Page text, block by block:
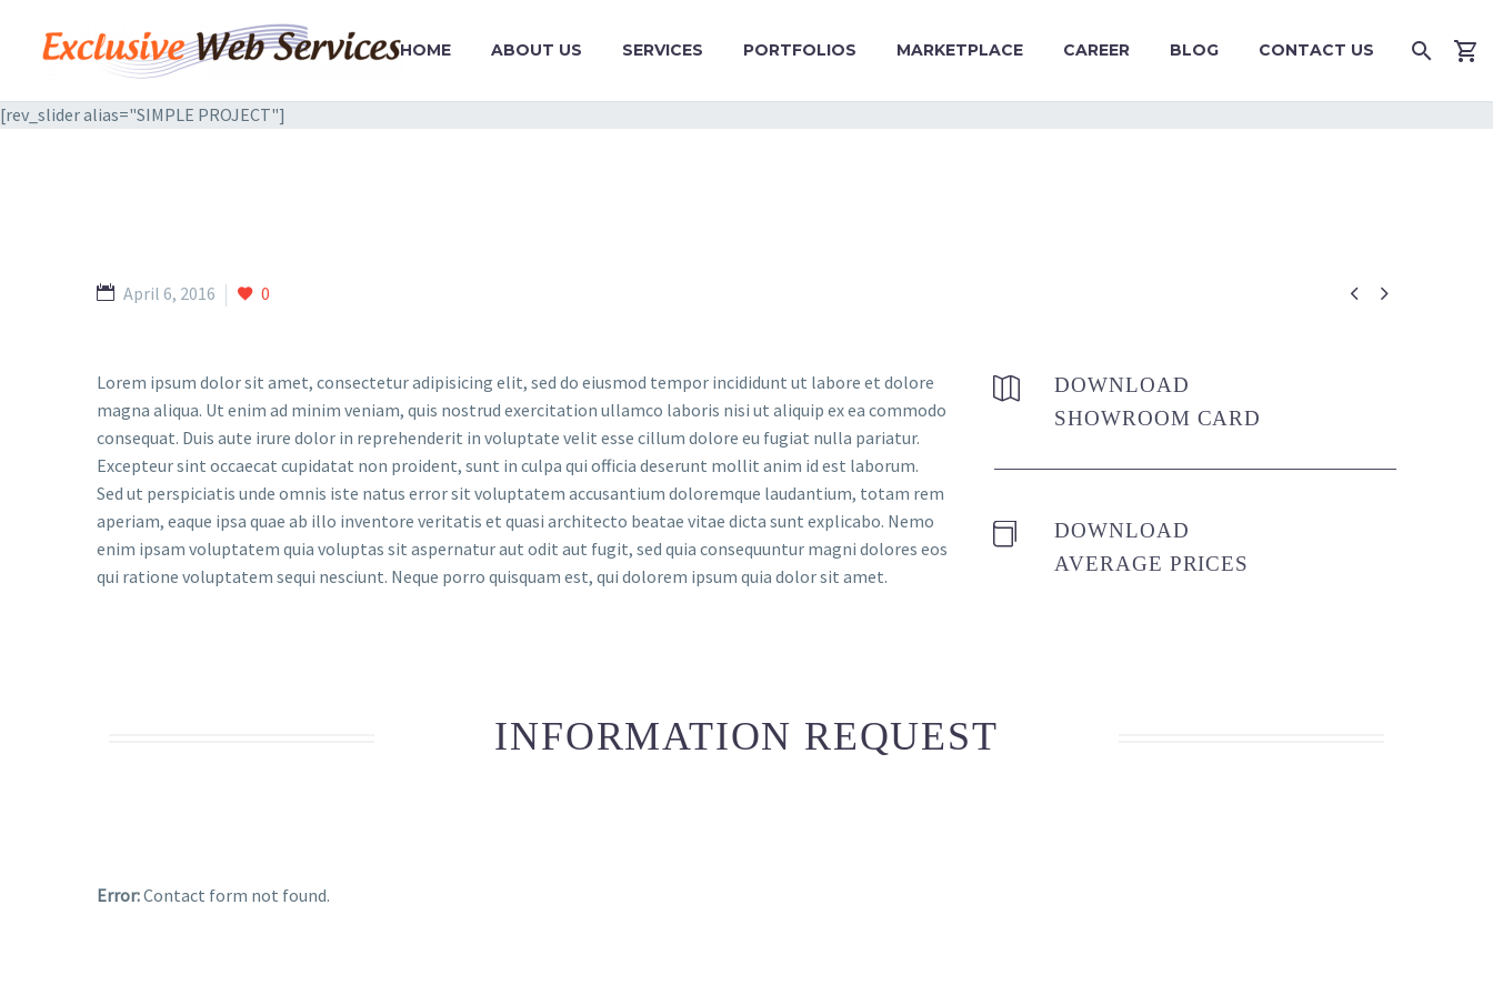
HOME ABOUT US SERVICES PORTFOLIOS MARKETPLACE CAREER BLOG CONTACT US
[rev_slider alias="SIMPLE PROJECT"]
 
April 6, 2016 0
Lorem ipsum dolor sit amet, consectetur adipisicing elit, sed do eiusmod tempor incididunt ut labore et dolore
magna aliqua. Ut enim ad minim veniam, quis nostrud exercitation ullamco laboris nisi ut aliquip ex ea commodo
consequat. Duis aute irure dolor in reprehenderit in voluptate velit esse cillum dolore eu fugiat nulla pariatur.
Excepteur sint occaecat cupidatat non proident, sunt in culpa qui officia deserunt mollit anim id est laborum.
Sed ut perspiciatis unde omnis iste natus error sit voluptatem accusantium doloremque laudantium, totam rem
aperiam, eaque ipsa quae ab illo inventore veritatis et quasi architecto beatae vitae dicta sunt explicabo. Nemo
enim ipsam voluptatem quia voluptas sit aspernatur aut odit aut fugit, sed quia consequuntur magni dolores eos
qui ratione voluptatem sequi nesciunt. Neque porro quisquam est, qui dolorem ipsum quia dolor sit amet.


DOWNLOAD
SHOWROOM CARD


DOWNLOAD
AVERAGE PRICES
INFORMATION REQUEST
Error:Contact form not found.